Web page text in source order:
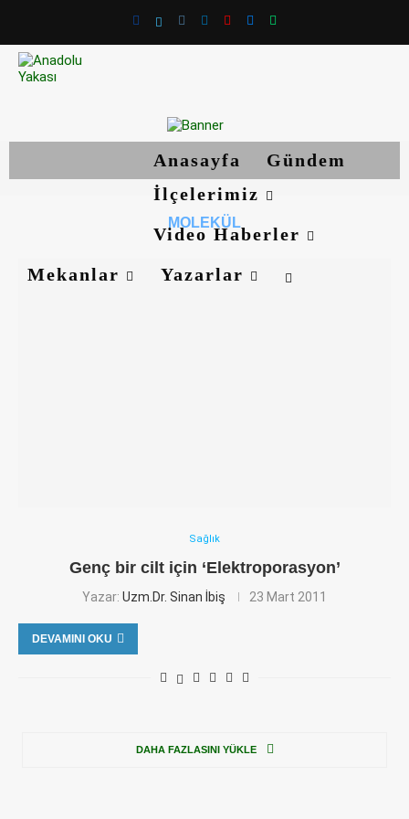
Anasayfa
Gündem
İlçelerimiz
Video Haberler
Mekanlar
Yazarlar
MOLEKÜL
Sağlık
Genç bir cilt için ‘Elektroporasyon’
Yazar: Uzm.Dr. Sinan İbiş 23 Mart 2011
DEVAMINI OKU
DAHA FAZLASINI YÜKLE